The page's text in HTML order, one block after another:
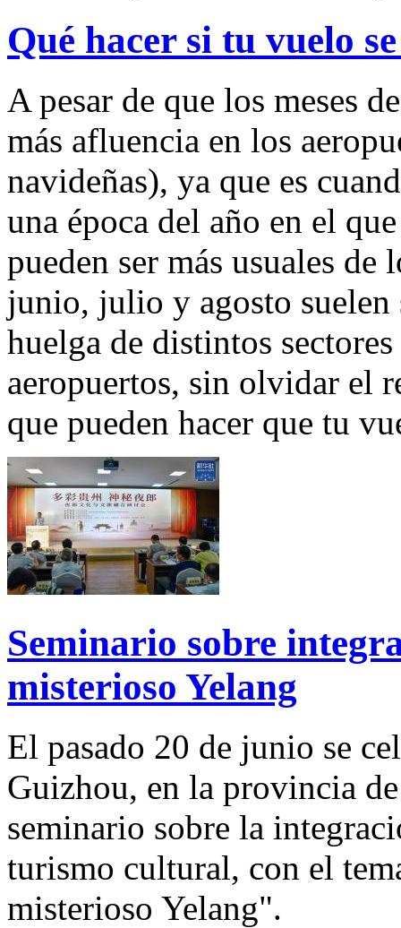
Qué hacer si tu vuelo
A pesar de que los meses
más afluencia en los
navideñas), ya que es
una época del año en el
pueden ser más usuales de
junio, julio y agosto suelen
huelga de distintos
aeropuertos, sin olvidar el
que pueden hacer que tu
Seminario sobre
misterioso Yelang
El pasado 20 de junio se
Guizhou, en la provincia
seminario sobre la
turismo cultural, con el
misterioso Yelang".